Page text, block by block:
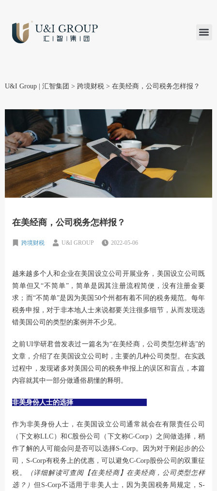
U&I Group | 汇智集团 > 跨境财税 > 在美经商，公司税务怎样报？
在美经商，公司税务怎样报？
跨境财税 U&I GROUP 2022-05-06
越来越多个人和企业在美国设立公司开展业务，美国设立公司既
简单但又“不简单”，简单是因其注册流程简便，没有注册金要
求；而“不简单”是因为美国50个州都有着不同的税务规范。每年
税务申报，对于非本地人士来说都要关注很多细节，从而发现选
错美国公司的类型的案例并不少见。
之前UI学研君曾发表过一篇名为“在美经商，公司类型怎样选”的
文章，介绍了在美国设立公司时，主要的几种公司类型。在实践
过程中，发现诸多对美国公司的税务申报上的误区和盲点，本篇
内容就其中一部分做通俗易懂的释明。
非美身份人士的选择
作为非美身份人士，在美国设立公司通常就会在有限责任公司
（下文称LLC）和C股份公司（下文称C-Corp）之间做选择，稍
作了解的人可能会问是否可以选择S-Corp。因为对于刚起步的公
司，S-Corp有税务上的优惠，可以避免C-Corp股份公司的双重征
税。
（详细解读可查阅【在美经商】在美经商，公司类型怎样
选？ ） 但S-Corp不适用于非美人士，因为美国税务局规定，S-